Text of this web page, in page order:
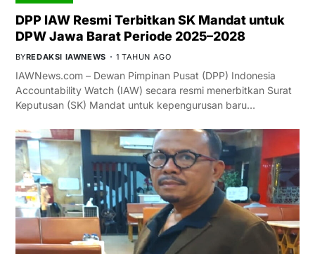
DPP IAW Resmi Terbitkan SK Mandat untuk
DPW Jawa Barat Periode 2025–2028
BYREDAKSI IAWNEWS 1 TAHUN AGO
IAWNews.com – Dewan Pimpinan Pusat (DPP) Indonesia
Accountability Watch (IAW) secara resmi menerbitkan Surat
Keputusan (SK) Mandat untuk kepengurusan baru…